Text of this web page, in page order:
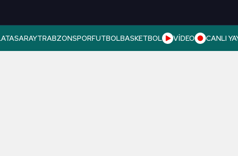
TRABZONSPORFUTBOLBASKETBOL VİDEO CANLI